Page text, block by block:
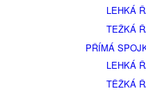
LEHKÁ
TEŽKÁ
PŘÍMÁ
LEHKÁ
TĚŽKÁ